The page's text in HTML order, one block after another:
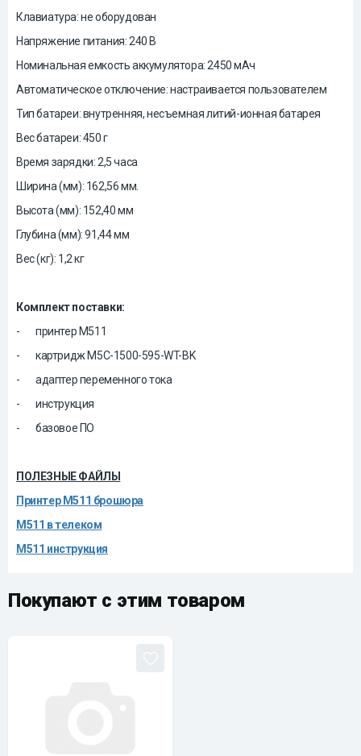
Клавиатура: не оборудован
Напряжение питания: 240 В
Номинальная емкость аккумулятора: 2450 мАч
Автоматическое отключение: настраивается пользователем
Тип батареи: внутренняя, несъемная литий-ионная батарея
Вес батареи: 450 г
Время зарядки: 2,5 часа
Ширина (мм): 162,56 мм.
Высота (мм): 152,40 мм
Глубина (мм): 91,44 мм
Вес (кг): 1,2 кг
Комплект поставки:
-
принтер M511
-
картридж M5C-1500-595-WT-BK
-
адаптер переменного тока
-
инструкция
-
базовое ПО
ПОЛЕЗНЫЕ ФАЙЛЫ
Принтер М511 брошюра
М511 в телеком
М511 инструкция
Покупают с этим товаром